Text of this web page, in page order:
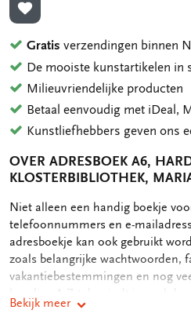
TOEVOEGEN AAN
Gratis verzendingen binnen
De mooiste kunstartikelen in
Milieuvriendelijke producten
Betaal eenvoudig met iDeal,
Kunstliefhebbers geven ons
OVER ADRESBOEK A6,
KLOSTERBIBLIOTHEK,
OMSCHRIJVING
Niet alleen een handig boekje
telefoonnummers en e-
adresboekje kan ook gebruikt
zoals belangrijke wachtwoorden,
vakantiebestemmingen en nog
adresboekje bevat achterin nog
Bekijk meer